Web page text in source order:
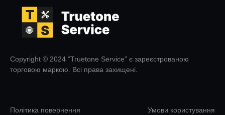
Copyright © 2024 “Truetone Service” є зареєстрованою
торговою маркою. Всі права захищені.
Політика повернення Умови користування